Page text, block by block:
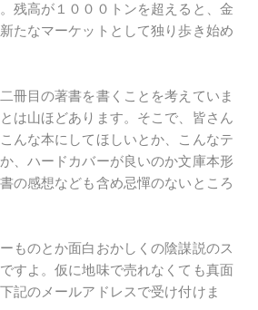
残高が１０００トンを超えると、金
たなマーケットとして独り歩き始め
冊目の著書を書くことを考えていま
は山ほどあります。そこで、皆さん
んな本にしてほしいとか、こんなテ
、ハードカバーが良いのか文庫本形
の感想なども含め忌憚のないところ
ものとか面白おかしくの陰謀説のス
すよ。仮に地味で売れなくても真面
記のメールアドレスで受け付けま